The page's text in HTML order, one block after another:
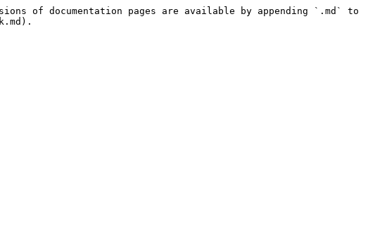
of documentation pages are available by appending `.md` to